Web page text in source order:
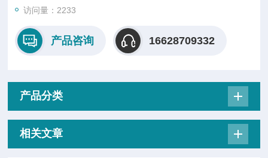
访问量：2233
产品咨询 16628709332
产品分类
相关文章